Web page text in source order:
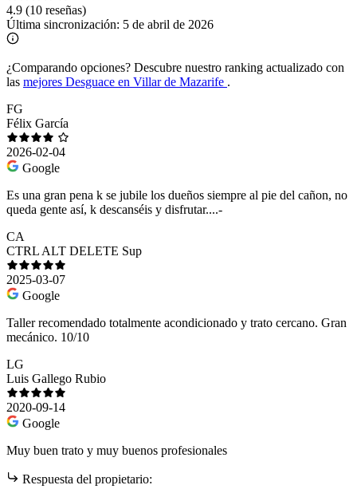
4.9 (10 reseñas)
Última sincronización: 5 de abril de 2026
¿Comparando opciones? Descubre nuestro ranking actualizado con
las mejores Desguace en Villar de Mazarife .
FG
Félix García
2026-02-04
Google
Es una gran pena k se jubile los dueños siempre al pie del cañon, no
queda gente así, k descanséis y disfrutar....-
CA
CTRL ALT DELETE Sup
2025-03-07
Google
Taller recomendado totalmente acondicionado y trato cercano. Gran
mecánico. 10/10
LG
Luis Gallego Rubio
2020-09-14
Google
Muy buen trato y muy buenos profesionales
Respuesta del propietario: